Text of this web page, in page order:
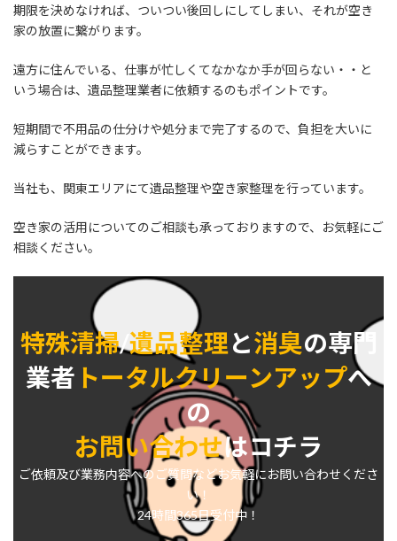
期限を決めなければ、ついつい後回しにしてしまい、それが空き
家の放置に繋がります。
遠方に住んでいる、仕事が忙しくてなかなか手が回らない・・と
いう場合は、遺品整理業者に依頼するのもポイントです。
短期間で不用品の仕分けや処分まで完了するので、負担を大いに
減らすことができます。
当社も、関東エリアにて遺品整理や空き家整理を行っています。
空き家の活用についてのご相談も承っておりますので、お気軽にご
相談ください。
特殊清掃/遺品整理と消臭の専門
業者 トータルクリーンアップへ
の
お問い合わせはコチラ
ご依頼及び業務内容へのご質問などお気軽にお問い合わせくださ
い！
24時間365日受付中！